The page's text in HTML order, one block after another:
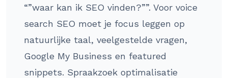
“”waar kan ik SEO vinden?””. Voor voice
search SEO moet je focus leggen op
natuurlijke taal, veelgestelde vragen,
Google My Business en featured
snippets. Spraakzoek optimalisatie